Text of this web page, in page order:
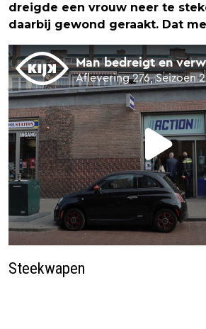
dreigde een vrouw neer te
daarbij gewond geraakt. Dat
Steekwapen